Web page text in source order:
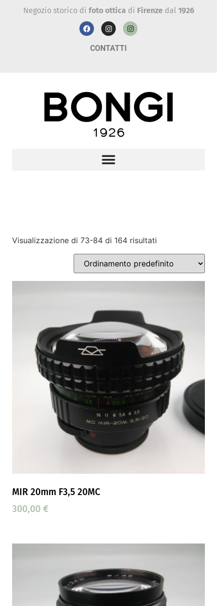
Negozio storico di foto ottica di Firenzedal 1926
CONTATTI
Visualizzazione di 73-84 di 164 risultati
MIR 20mm F3,5 20MC
300,00 €